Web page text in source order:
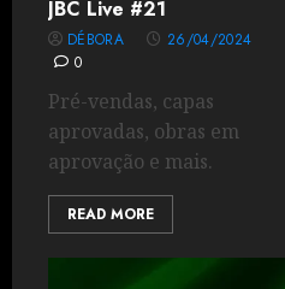
JBC Live #21
DÉBORA
26/04/2024
0
Pré-vendas, capas
aprovadas, obras em
aprovação e mais.
READ MORE